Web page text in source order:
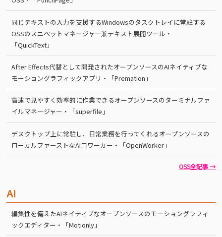
同じテキストの入力を支援するWindowsのタスクトレイに常駐する
OSSのスニペットマネージャー兼テキスト展開ツール・
「QuickText」
After Effects代替として開発されたオープンソースのAIネイティブな
モーショングラフィックアプリ・「Premation」
高速で見やすく効率的に作業できるオープンソースのターミナルファ
イルマネージャー・「superfile」
デスクトップ上に常駐し、日常業務を行ってくれるオープンソースの
ローカルファーストなAIコワーカー・「OpenWorker」
OSS全記事 →
AI
編集性を備えたAIネイティブなオープンソースのモーショングラフィ
ックエディター・「Motionly」